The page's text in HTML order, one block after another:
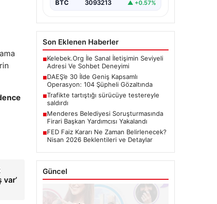
BTC 3093213 ▲ +0.57%
Son Eklenen Haberler
■Kelebek.Org İle Sanal İletişimin Seviyeli
Adresi Ve Sohbet Deneyimi
■DAEŞ’e 30 İlde Geniş Kapsamlı
Operasyon: 104 Şüpheli Gözaltında
■Trafikte tartıştığı sürücüye testereyle
saldırdı
■Menderes Belediyesi Soruşturmasında
Firari Başkan Yardımcısı Yakalandı
■FED Faiz Kararı Ne Zaman Belirlenecek?
Nisan 2026 Beklentileri ve Detaylar
Güncel